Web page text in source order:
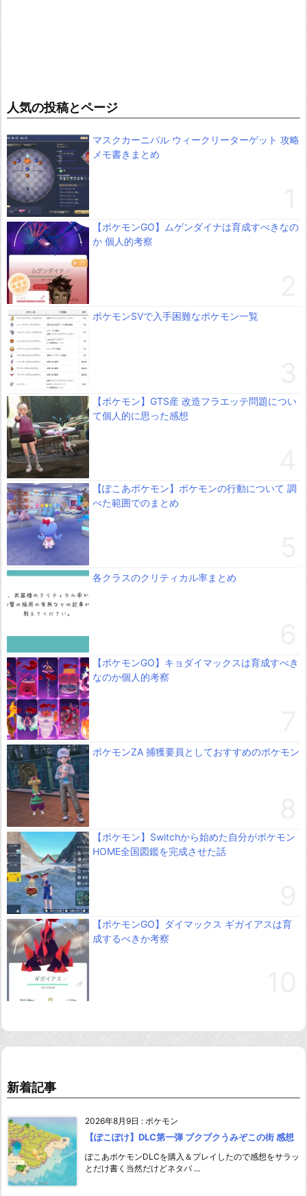
人気の投稿とページ
マスクカーニバル ウィークリーターゲット 攻略
メモ書きまとめ
【ポケモンGO】ムゲンダイナは育成すべきなの
か 個人的考察
ポケモンSVで入手困難なポケモン一覧
【ポケモン】GTS産 改造フラエッテ問題につい
て個人的に思った感想
【ぽこあポケモン】ポケモンの行動について 調
べた範囲でのまとめ
各クラスのクリティカル率まとめ
【ポケモンGO】キョダイマックスは育成すべき
なのか個人的考察
ポケモンZA 捕獲要員としておすすめのポケモン
【ポケモン】Switchから始めた自分がポケモン
HOME全国図鑑を完成させた話
【ポケモンGO】ダイマックス ギガイアスは育
成するべきか考察
新着記事
2026年8月9日 : ポケモン
【ぽこぽけ】DLC第一弾 ブクブクうみぞこの街 感想
ぽこあポケモンDLCを購入＆プレイしたので感想をサラッ
とだけ書く当然だけどネタバ ...